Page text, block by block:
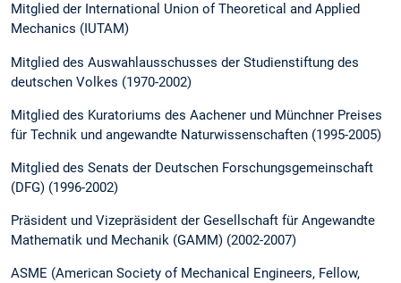
Mitglied der International Union of Theoretical and Applied
Mechanics (IUTAM)
Mitglied des Auswahlausschusses der Studienstiftung des
deutschen Volkes (1970-2002)
Mitglied des Kuratoriums des Aachener und Münchner Preises
für Technik und angewandte Naturwissenschaften (1995-2005)
Mitglied des Senats der Deutschen Forschungsgemeinschaft
(DFG) (1996-2002)
Präsident und Vizepräsident der Gesellschaft für Angewandte
Mathematik und Mechanik (GAMM) (2002-2007)
ASME (American Society of Mechanical Engineers, Fellow,